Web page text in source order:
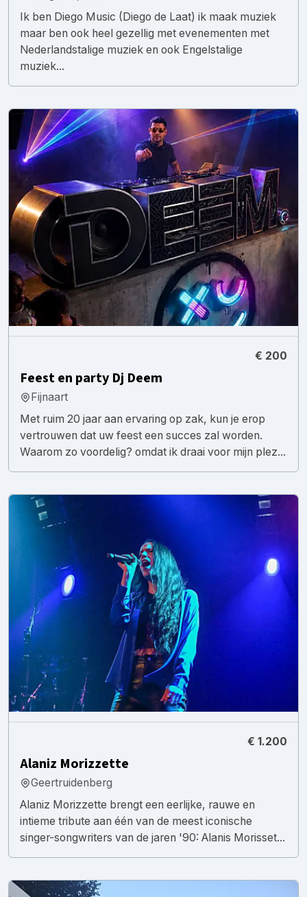
Ik ben Diego Music (Diego de Laat) ik maak muziek
maar ben ook heel gezellig met evenementen met
Nederlandstalige muziek en ook Engelstalige
muziek...
€ 200
Feest en party Dj Deem
Fijnaart
Met ruim 20 jaar aan ervaring op zak, kun je erop
vertrouwen dat uw feest een succes zal worden.
Waarom zo voordelig? omdat ik draai voor mijn plez...
€ 1.200
Alaniz Morizzette
Geertruidenberg
Alaniz Morizzette brengt een eerlijke, rauwe en
intieme tribute aan één van de meest iconische
singer-songwriters van de jaren '90: Alanis Morisset...